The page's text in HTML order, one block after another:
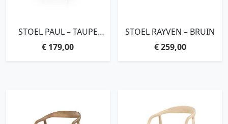
STOEL PAUL – TAUPE
LINEA
€ 179,00
STOEL RAYVEN – BRUIN
€259,00